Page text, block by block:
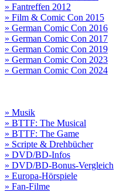
» Fantreffen 2012
» Film & Comic Con 2015
» German Comic Con 2016
» German Comic Con 2017
» German Comic Con 2019
» German Comic Con 2023
» German Comic Con 2024
» Musik
» BTTF: The Musical
» BTTF: The Game
» Scripte & Drehbücher
» DVD/BD-Infos
» DVD/BD-Bonus-Vergleich
» Europa-Hörspiele
» Fan-Filme